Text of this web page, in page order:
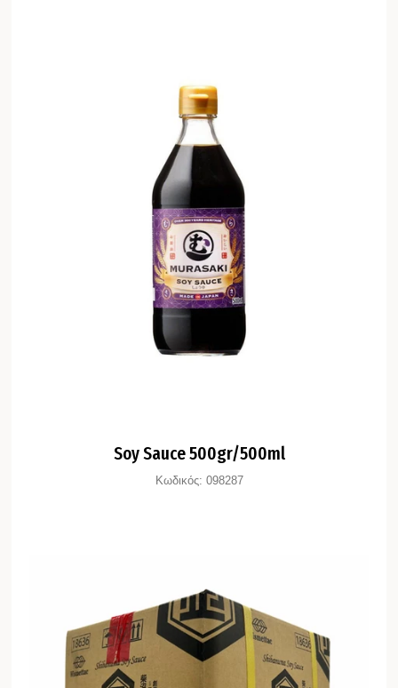
Soy Sauce 500gr/500ml
Κωδικός: 098287